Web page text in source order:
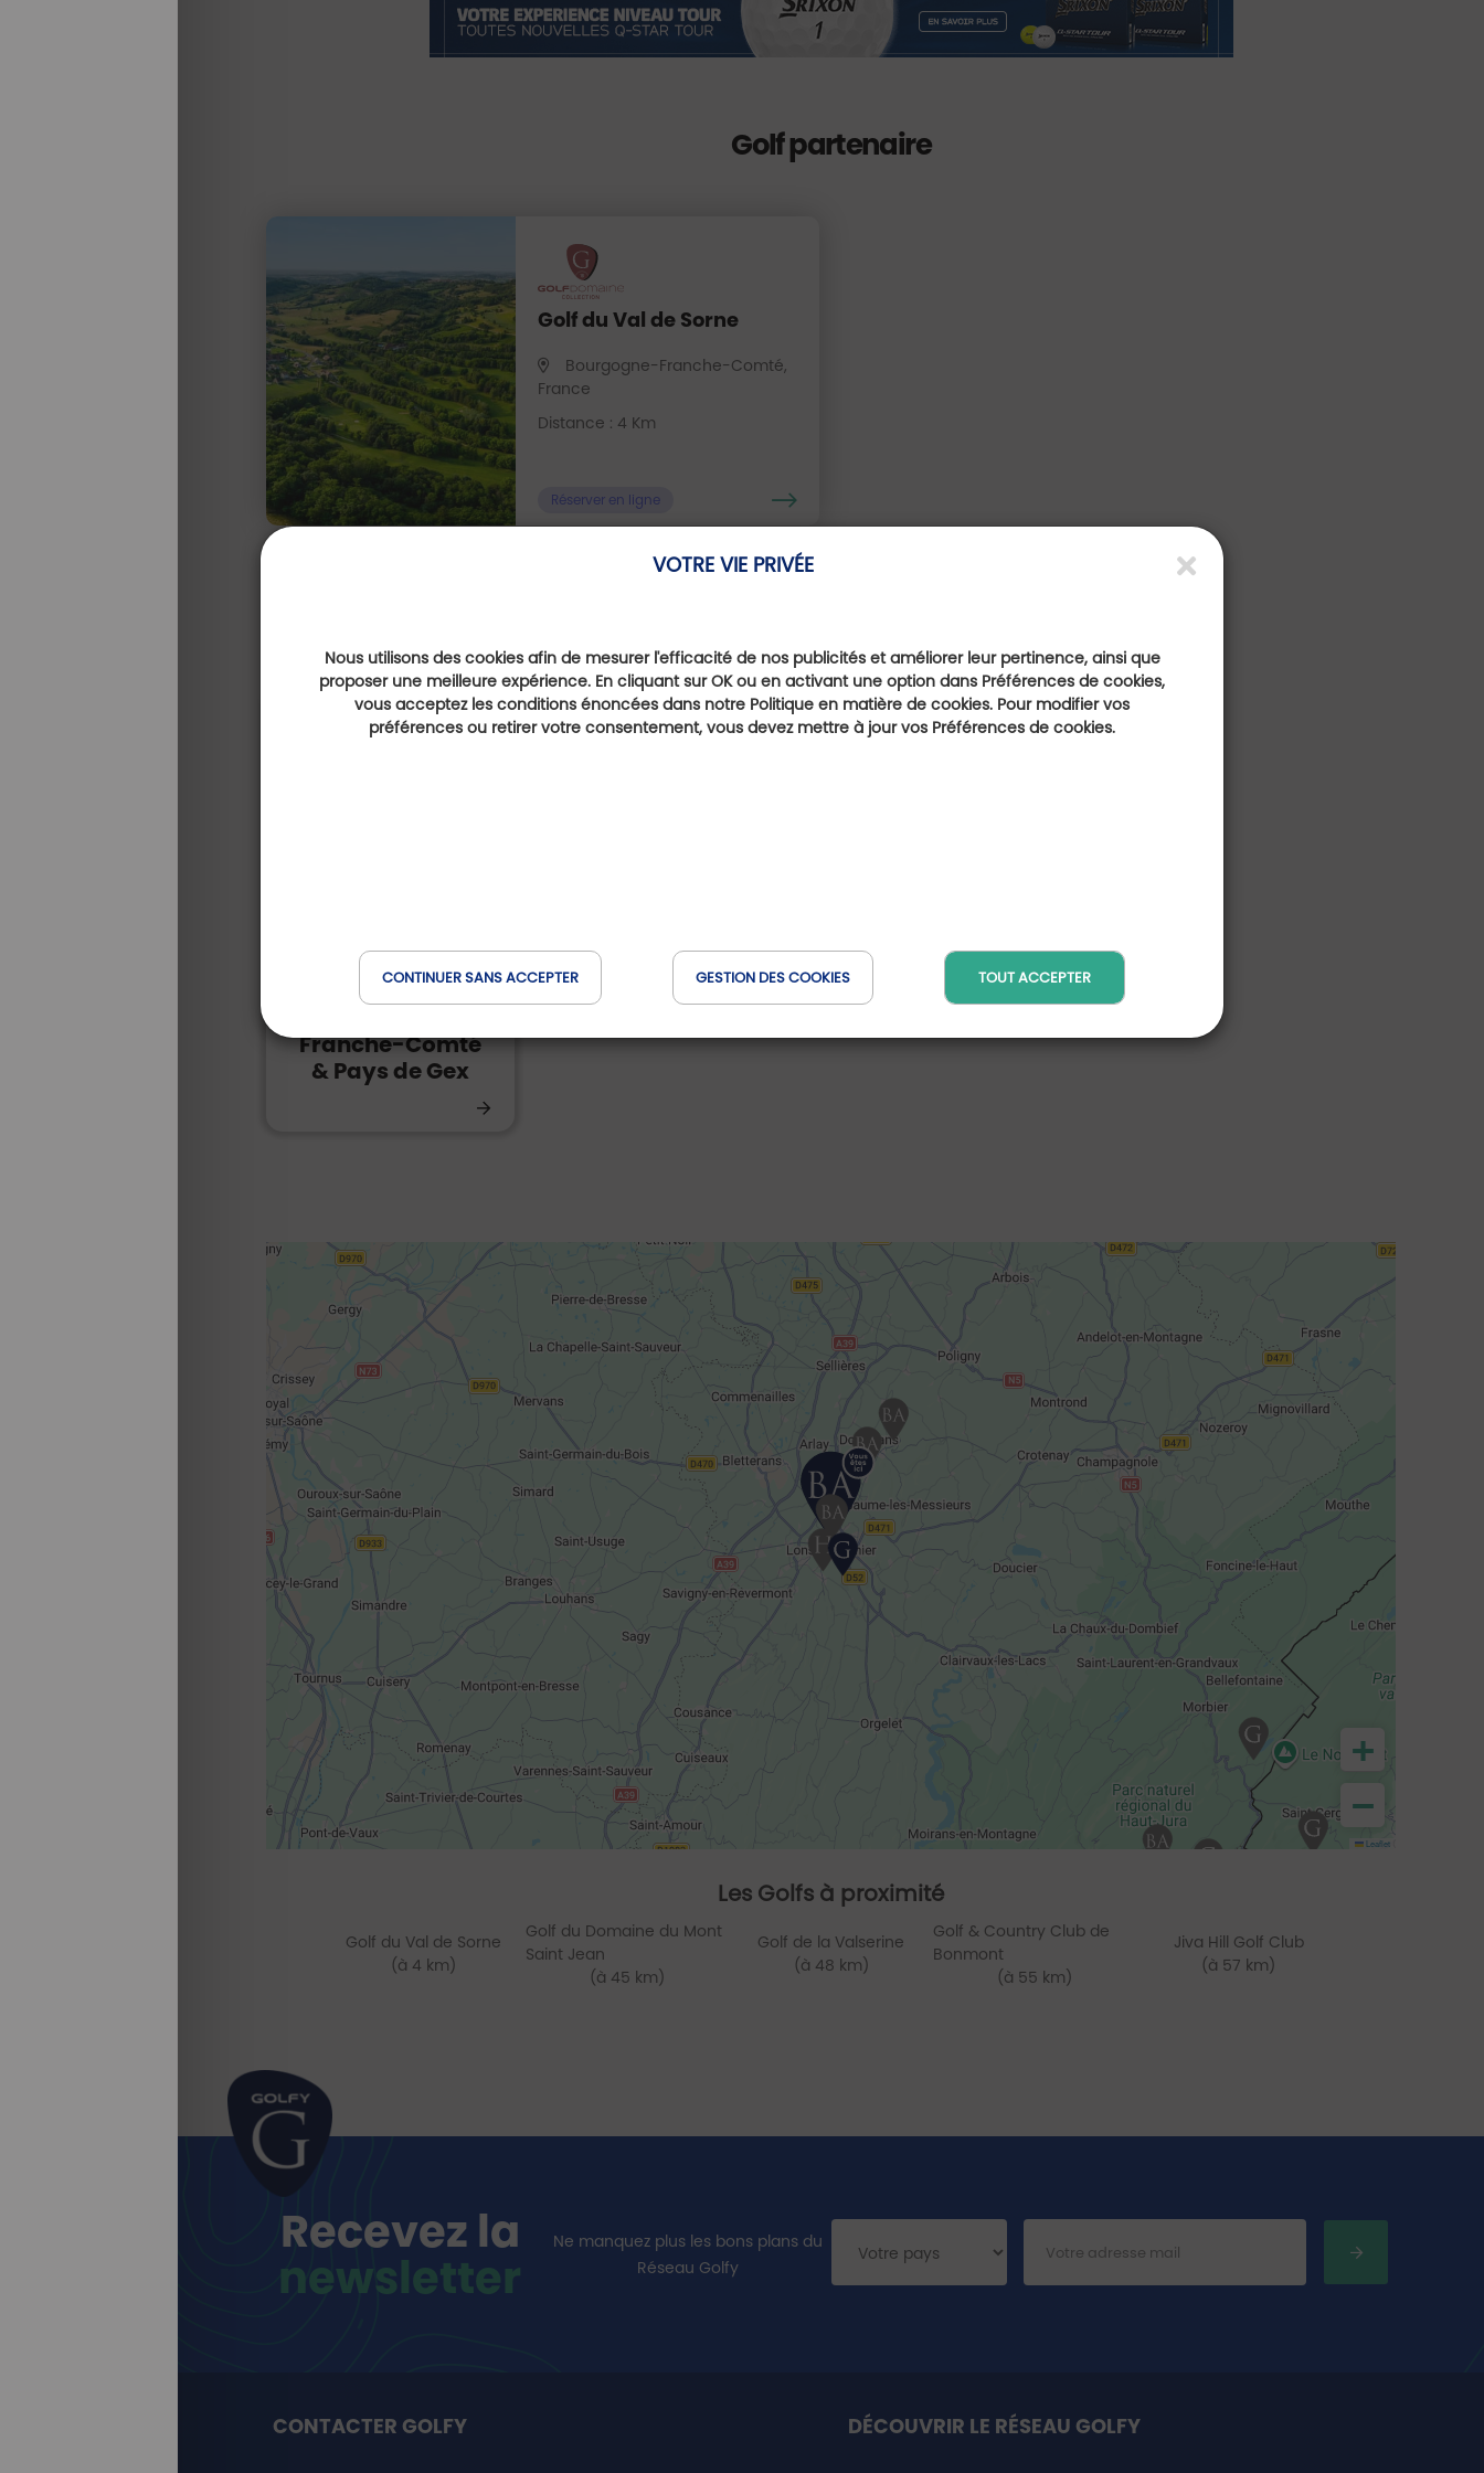
VOTRE VIE PRIVÉE
Nous utilisons des cookies afin de mesurer l'efficacité de nos publicités et améliorer leur pertinence, ainsi que
proposer une meilleure expérience. En cliquant sur OK ou en activant une option dans Préférences de cookies,
vous acceptez les conditions énoncées dans notre Politique en matière de cookies. Pour modifier vos
préférences ou retirer votre consentement, vous devez mettre à jour vos Préférences de cookies.
CONTINUER SANS ACCEPTER GESTION DES COOKIES TOUT ACCEPTER
Golf partenaire
Golf du Val de Sorne
Bourgogne-Franche-Comté,
France
Distance : 4 Km
Réserver en ligne
2 mai 2024
Franche-Comté
& Pays de Gex
+
−
Leaflet
Les Golfs à proximité
Golf du Val de Sorne
(à 4 km)
Golf du Domaine du Mont
Saint Jean
(à 45 km)
Golf de la Valserine
(à 48 km)
Golf & Country Club de
Bonmont
(à 55 km)
Jiva Hill Golf Club
(à 57 km)
Recevez la
newsletter
Ne manquez plus les bons plans du
Réseau Golfy
CONTACTER GOLFY DÉCOUVRIR LE RÉSEAU GOLFY